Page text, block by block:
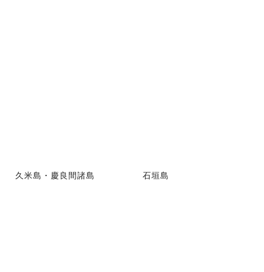
久米島・慶良間諸島 石垣島